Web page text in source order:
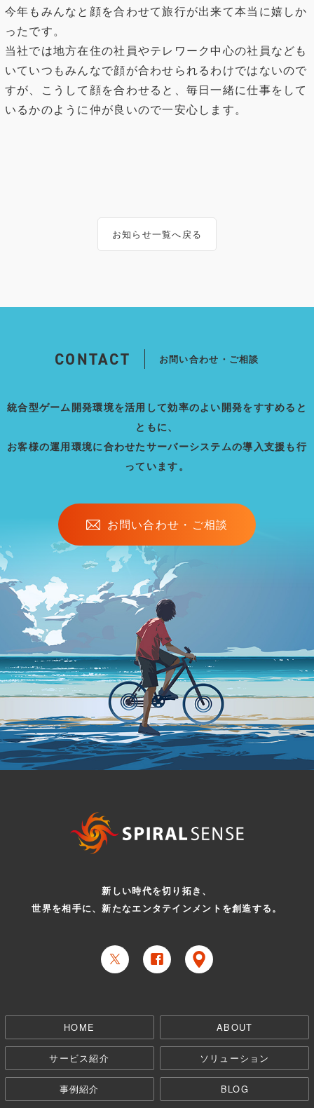
今年もみんなと顔を合わせて旅行が出来て本当に嬉しか
ったです。
当社では地方在住の社員やテレワーク中心の社員なども
いていつもみんなで顔が合わせられるわけではないので
すが、こうして顔を合わせると、毎日一緒に仕事をして
いるかのように仲が良いので一安心します。
お知らせ一覧へ戻る
CONTACT お問い合わせ・ご相談
統合型ゲーム開発環境を活用して効率のよい開発をすすめると
ともに、
お客様の運用環境に合わせたサーバーシステムの導入支援も行
っています。
お問い合わせ・ご相談
新しい時代を切り拓き、
世界を相手に、新たなエンタテインメントを創造する。
HOME ABOUT
サービス紹介 ソリューション
事例紹介 BLOG